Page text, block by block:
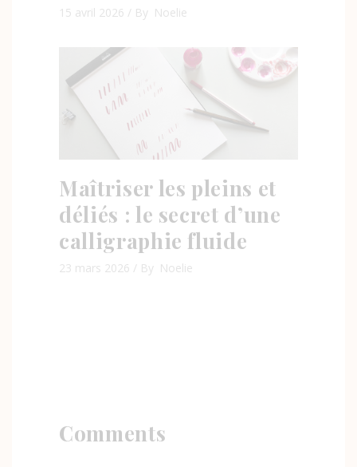
15 avril 2026 By Noelie
Maîtriser les pleins et
déliés : le secret d’une
calligraphie fluide
23 mars 2026 By Noelie
Comments